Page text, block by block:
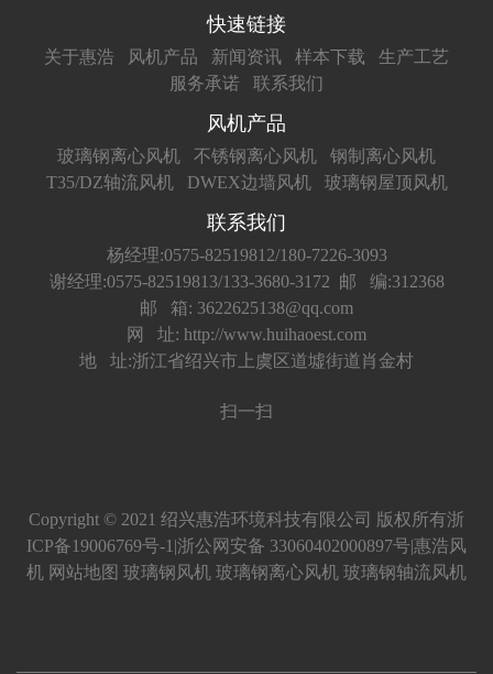
快速链接
关于惠浩 风机产品 新闻资讯 样本下载
生产工艺
服务承诺
联系我们
风机产品
玻璃钢离心风机 不锈钢离心风机
钢制离心风机
T35/DZ轴流风机
DWEX边墙风机 玻璃钢屋顶风机
联系我们
杨经理:0575-82519812/180-7226-3093
谢经理:0575-82519813/133-3680-3172 邮 编:312368
邮 箱: 3622625138@qq.com
网 址: http://www.huihaoest.com
地 址:浙江省绍兴市上虞区道墟街道肖金村
扫一扫
Copyright © 2021 绍兴惠浩环境科技有限公司 版权所有浙
ICP备19006769号-1 |浙公网安备 33060402000897号|惠浩风
机 网站地图 玻璃钢风机 玻璃钢离心风机 玻璃钢轴流风机